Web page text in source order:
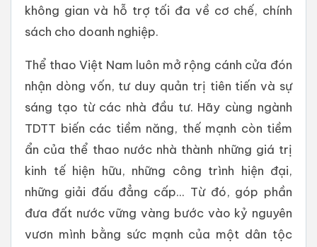
không gian và hỗ trợ tối đa về cơ chế, chính
sách cho doanh nghiệp.
Thể thao Việt Nam luôn mở rộng cánh cửa đón
nhận dòng vốn, tư duy quản trị tiên tiến và sự
sáng tạo từ các nhà đầu tư. Hãy cùng ngành
TDTT biến các tiềm năng, thế mạnh còn tiềm
ẩn của thể thao nước nhà thành những giá trị
kinh tế hiện hữu, những công trình hiện đại,
những giải đấu đẳng cấp... Từ đó, góp phần
đưa đất nước vững vàng bước vào kỷ nguyên
vươn mình bằng sức mạnh của một dân tộc